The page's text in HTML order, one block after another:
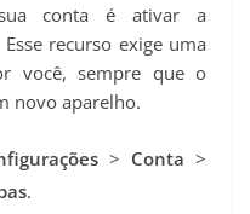
conta é ativar a
Esse recurso exige uma
você, sempre que o
novo aparelho.
> Conta >
.